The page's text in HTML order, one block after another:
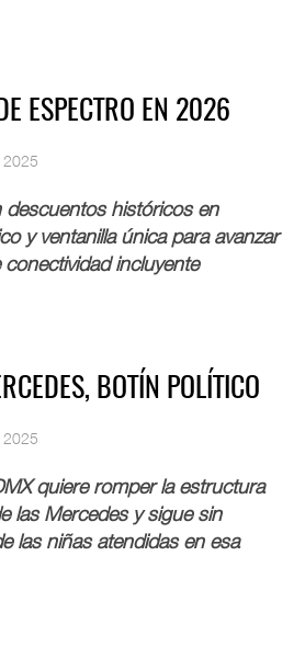
ESPECTRO EN 2026
2025
descuentos históricos en
y ventanilla única para avanzar
incluyente
BOTÍN POLÍTICO
2025
quiere romper la estructura
las Mercedes y sigue sin
las niñas atendidas en esa